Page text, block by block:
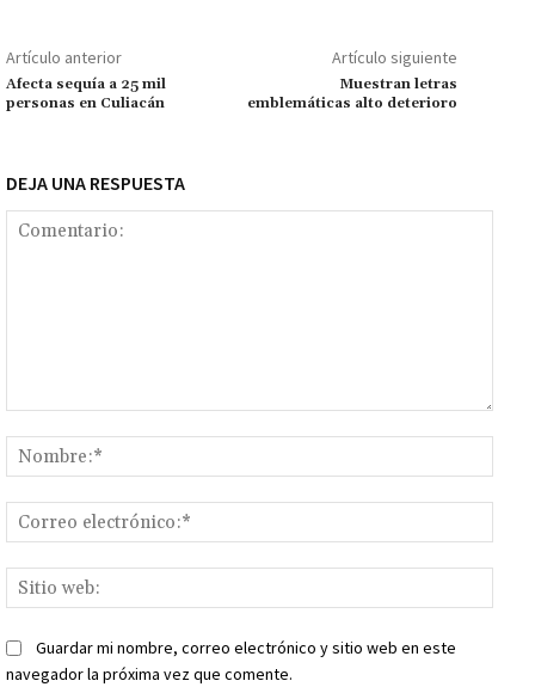
k p
r
n
k
ar
tir
Artículo anterior
Afecta sequía a 25 mil
personas en Culiacán
Artículo siguiente
Muestran letras
emblemáticas alto deterioro
DEJA UNA RESPUESTA
web:
Guardar mi nombre, correo electrónico y sitio web en este
navegador la próxima vez que comente.